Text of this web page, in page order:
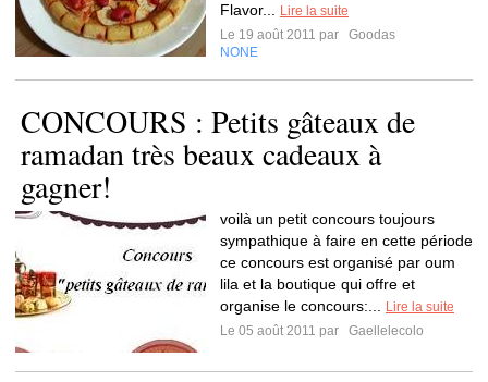
Flavor...
Lire la suite
Le 19 août 2011 par
Goodas
NONE
CONCOURS : Petits gâteaux de
ramadan très beaux cadeaux à
gagner!
voilà un petit concours toujours
sympathique à faire en cette période
ce concours est organisé par oum
lila et la boutique qui offre et
organise le concours:...
Lire la suite
Le 05 août 2011 par
Gaellelecolo